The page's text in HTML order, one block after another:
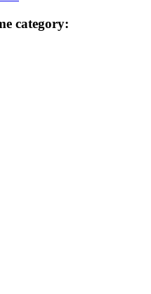
category: